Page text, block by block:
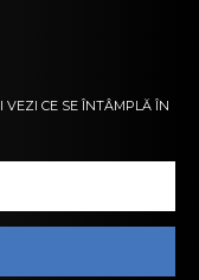
VEZI CE SE ÎNTÂMPLĂ ÎN